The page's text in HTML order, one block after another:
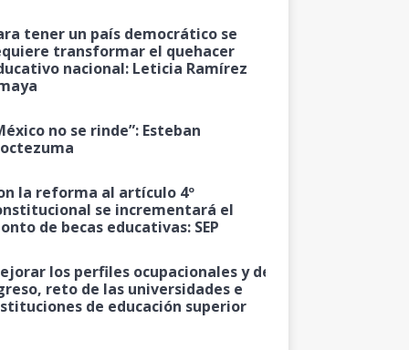
tener un país democrático se
transformar el quehacer
nacional: Leticia Ramírez
no se rinde”: Esteban
la reforma al artículo 4º
se incrementará el
de becas educativas: SEP
los perfiles ocupacionales y de
reto de las universidades e
de educación superior